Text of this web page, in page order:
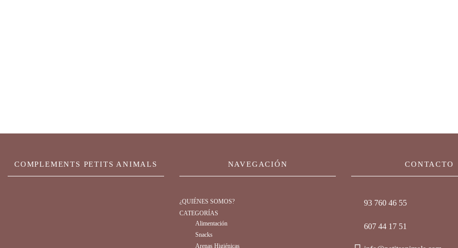
COMPLEMENTS PETITS ANIMALS NAVEGACIÓN
¿QUIÉNES SOMOS?
CATEGORÍAS
Alimentación
Snacks
Arenas Higiénicas
CONTACTO
93 760 46 55
607 44 17 51